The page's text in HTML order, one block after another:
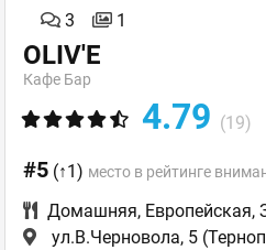
3 1
OLIV'E
Кафе Бар
4.79 (19)
#5 (↑1) место в рейтинге
Домашняя, Европейская,
ул.В.Черновола, 5